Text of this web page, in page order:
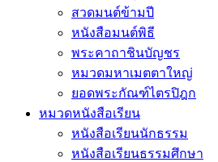
สวดมนต์ข้ามปี
หนังสือมนต์พิธี
พระคาถาชินบัญชร
หมวดมหาเมตตาใหญ่
ยอดพระกัณฑ์ไตรปิฎก
หมวดหนังสือเรียน
หนังสือเรียนนักธรรม
หนังสือเรียนธรรมศึกษา